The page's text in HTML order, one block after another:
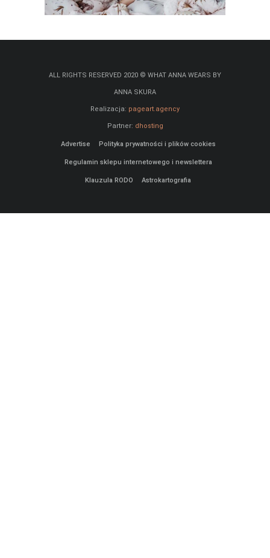
ALL RIGHTS RESERVED 2020 © WHAT ANNA WEARS BY
ANNA SKURA
Realizacja: pageart.agency
Partner: dhosting
Advertise Polityka prywatności i plików cookies
Regulamin sklepu internetowego i newslettera
Klauzula RODO Astrokartografia